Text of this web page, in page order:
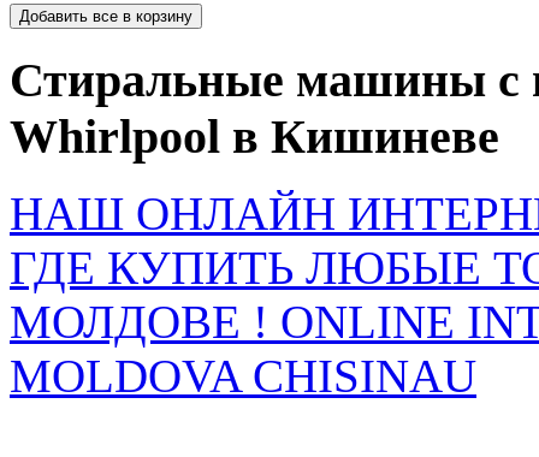
Стиральные машины с
Whirlpool в Кишиневе
НАШ ОНЛАЙН
ГДЕ КУПИТЬ ЛЮБЫЕ
МОЛДОВЕ ! ONLINE
MOLDOVA CHISINAU